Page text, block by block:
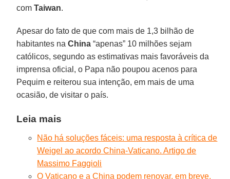
comTaiwan.
Apesar do fato de que com mais de 1,3 bilhão de
habitantes naChina “apenas” 10 milhões sejam
católicos, segundo as estimativas mais favoráveis da
imprensa oficial, o Papa não poupou acenos para
Pequim e reiterou sua intenção, em mais de uma
ocasião, de visitar o país.
Leia mais
Não há soluções fáceis: uma resposta à crítica de
Weigel ao acordo China-Vaticano. Artigo de
Massimo Faggioli
O Vaticano e a China podem renovar, em breve,